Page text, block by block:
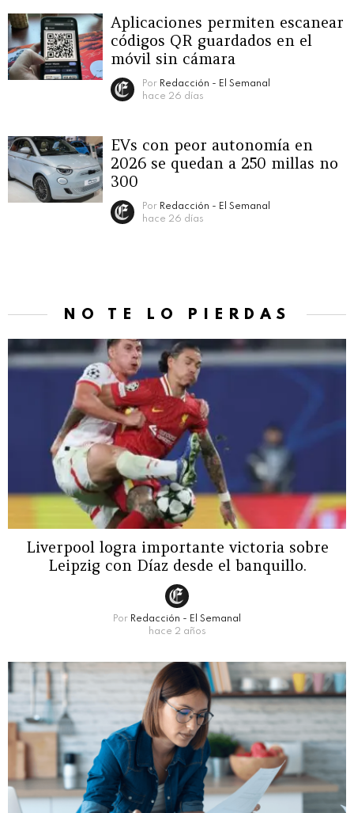
Aplicaciones permiten escanear
códigos QR guardados en el
móvil sin cámara
Por Redacción - El Semanal
hace 26 días
EVs con peor autonomía en
2026 se quedan a 250 millas no
300
Por Redacción - El Semanal
hace 26 días
NO TE LO PIERDAS
Liverpool logra importante victoria sobre
Leipzig con Díaz desde el banquillo.
Por Redacción - El Semanal
hace 2 años